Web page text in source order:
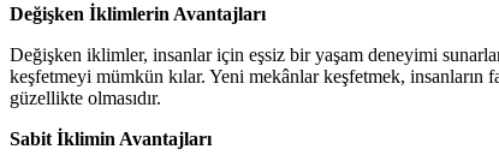
Değişken İklimlerin Avantajları
Değişken iklimler, insanlar için eşsiz bir yaşam deneyimi
keşfetmeyi mümkün kılar. Yeni mekânlar keşfetmek,
güzellikte olmasıdır.
Sabit İklimin Avantajları